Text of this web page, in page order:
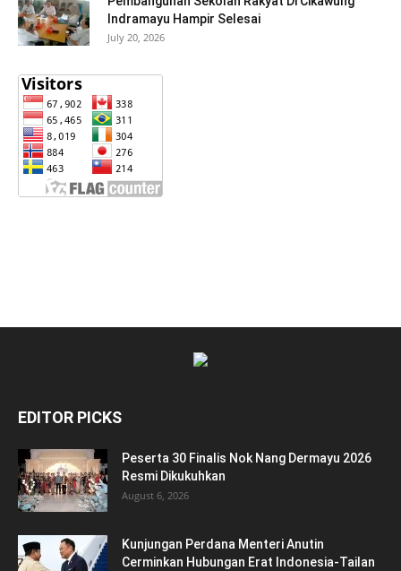
Indramayu Hampir Selesai
July 20, 2026
EDITOR PICKS
Peserta 30 Finalis Nok Nang Dermayu 2026
Resmi Dikukuhkan
August 6, 2026
Kunjungan Perdana Menteri Anutin
Cerminkan Hubungan Erat Indonesia-Tailan